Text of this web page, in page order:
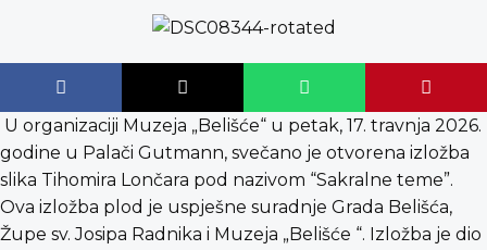
U organizaciji Muzeja „Belišće“ u petak, 17. travnja 2026.
godine u Palači Gutmann, svečano je otvorena izložba
slika Tihomira Lončara pod nazivom “Sakralne teme”.
Ova izložba plod je uspješne suradnje Grada Belišća,
Župe sv. Josipa Radnika i Muzeja „Belišće “. Izložba je dio